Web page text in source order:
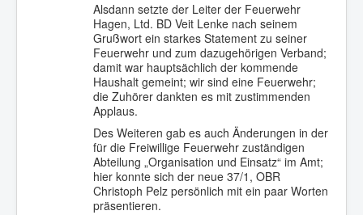
Alsdann setzte der Leiter der Feuerwehr
Hagen, Ltd. BD Veit Lenke nach seinem
Grußwort ein starkes Statement zu seiner
Feuerwehr und zum dazugehörigen Verband;
damit war hauptsächlich der kommende
Haushalt gemeint; wir sind eine Feuerwehr;
die Zuhörer dankten es mit zustimmenden
Applaus.
Des Weiteren gab es auch Änderungen in der
für die Freiwillige Feuerwehr zuständigen
Abteilung „Organisation und Einsatz“ im Amt;
hier konnte sich der neue 37/1, OBR
Christoph Pelz persönlich mit ein paar Worten
präsentieren.